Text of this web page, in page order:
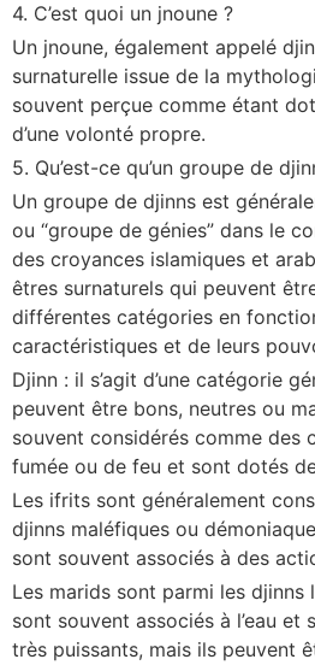
4. C’est quoi un jnoune ?
Un jnoune, également appelé
surnaturelle issue de la
souvent perçue comme étant
d’une volonté propre.
5. Qu’est-ce qu’un groupe de
Un groupe de djinns est
ou “groupe de génies” dans le
des croyances islamiques et
êtres surnaturels qui peuvent
différentes catégories en
caractéristiques et de leurs
Djinn : il s’agit d’une catégorie
peuvent être bons, neutres ou
souvent considérés comme des
fumée ou de feu et sont dotés
Les ifrits sont généralement
djinns maléfiques ou
sont souvent associés à des
Les marids sont parmi les djinns
sont souvent associés à l’eau et
très puissants, mais ils peuvent